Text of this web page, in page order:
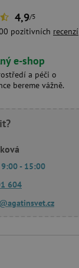
4,9/5
pozitivních recenzí
e-shop
a péči o
bereme vážně.
9:00 - 15:00
604